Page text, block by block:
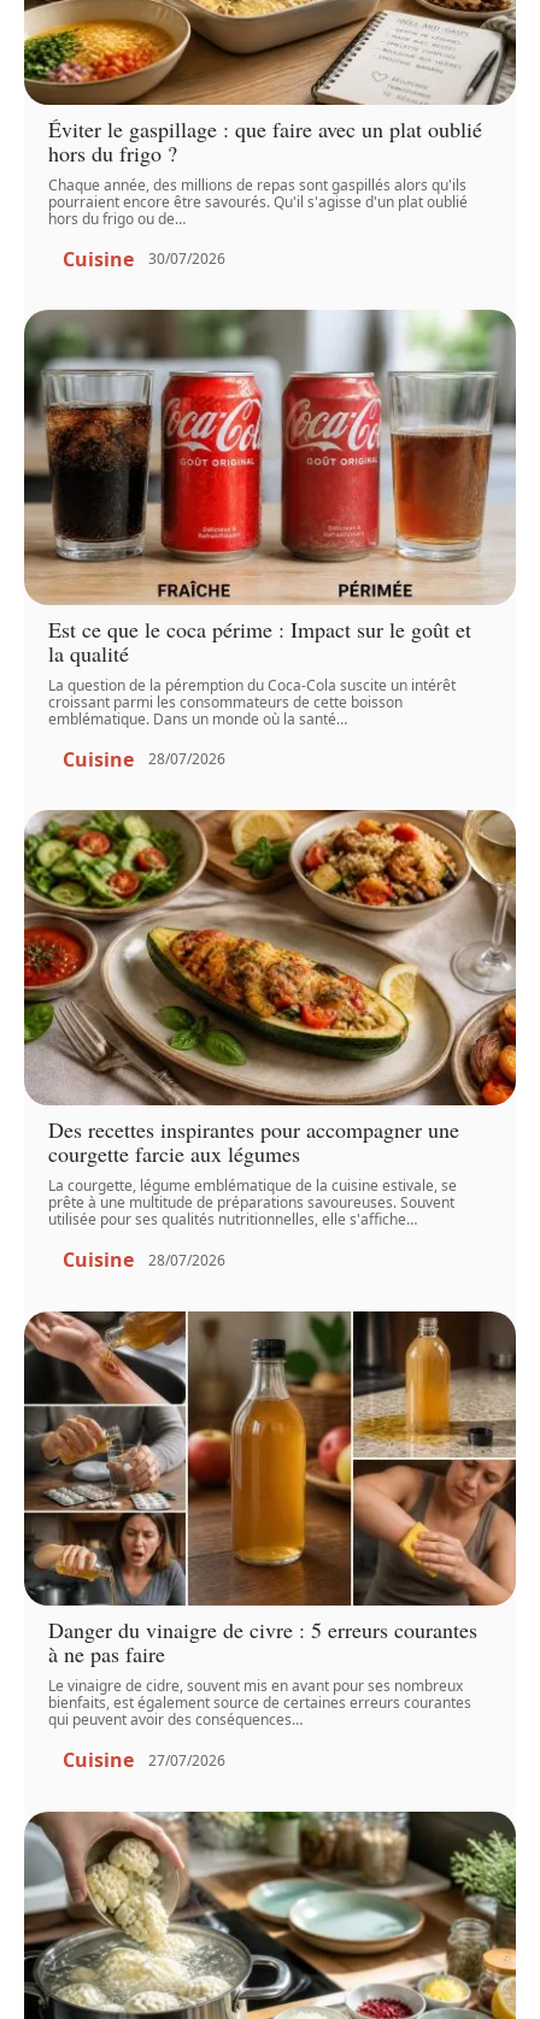
Éviter le gaspillage : que faire avec un plat oublié
hors du frigo ?
Chaque année, des millions de repas sont gaspillés alors qu'ils
pourraient encore être savourés. Qu'il s'agisse d'un plat oublié
hors du frigo ou de…
Cuisine 30/07/2026
Est ce que le coca périme : Impact sur le goût et
la qualité
La question de la péremption du Coca-Cola suscite un intérêt
croissant parmi les consommateurs de cette boisson
emblématique. Dans un monde où la santé…
Cuisine 28/07/2026
Des recettes inspirantes pour accompagner une
courgette farcie aux légumes
La courgette, légume emblématique de la cuisine estivale, se
prête à une multitude de préparations savoureuses. Souvent
utilisée pour ses qualités nutritionnelles, elle s'affiche…
Cuisine 28/07/2026
Danger du vinaigre de civre : 5 erreurs courantes
à ne pas faire
Le vinaigre de cidre, souvent mis en avant pour ses nombreux
bienfaits, est également source de certaines erreurs courantes
qui peuvent avoir des conséquences…
Cuisine 27/07/2026